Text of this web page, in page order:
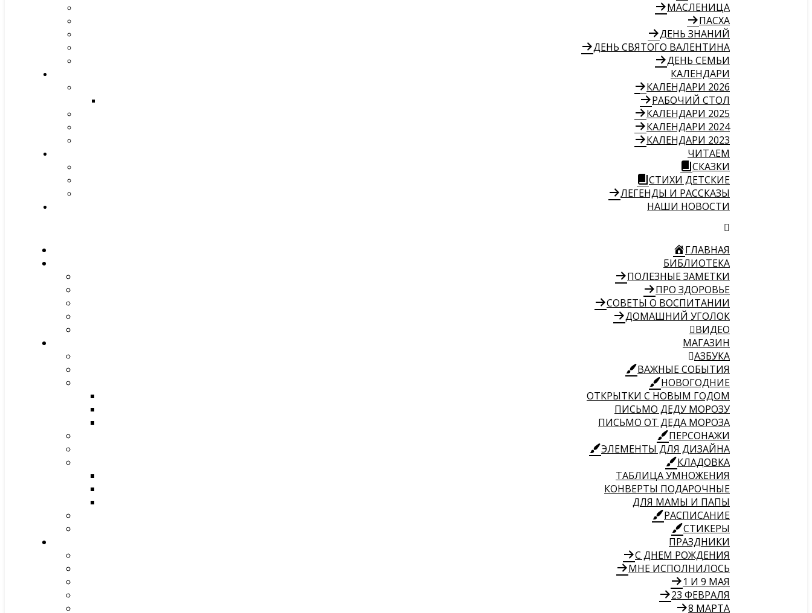
МАСЛЕНИЦА
ПАСХА
ДЕНЬ ЗНАНИЙ
ДЕНЬ СВЯТОГО ВАЛЕНТИНА
ДЕНЬ СЕМЬИ
КАЛЕНДАРИ
КАЛЕНДАРИ 2026
РАБОЧИЙ СТОЛ
КАЛЕНДАРИ 2025
КАЛЕНДАРИ 2024
КАЛЕНДАРИ 2023
ЧИТАЕМ
СКАЗКИ
СТИХИ ДЕТСКИЕ
ЛЕГЕНДЫ И РАССКАЗЫ
НАШИ НОВОСТИ
ГЛАВНАЯ
БИБЛИОТЕКА
ПОЛЕЗНЫЕ ЗАМЕТКИ
ПРО ЗДОРОВЬЕ
СОВЕТЫ О ВОСПИТАНИИ
ДОМАШНИЙ УГОЛОК
ВИДЕО
МАГАЗИН
АЗБУКА
ВАЖНЫЕ СОБЫТИЯ
НОВОГОДНИЕ
ОТКРЫТКИ С НОВЫМ ГОДОМ
ПИСЬМО ДЕДУ МОРОЗУ
ПИСЬМО ОТ ДЕДА МОРОЗА
ПЕРСОНАЖИ
ЭЛЕМЕНТЫ ДЛЯ ДИЗАЙНА
КЛАДОВКА
ТАБЛИЦА УМНОЖЕНИЯ
КОНВЕРТЫ ПОДАРОЧНЫЕ
ДЛЯ МАМЫ И ПАПЫ
РАСПИСАНИЕ
СТИКЕРЫ
ПРАЗДНИКИ
С ДНЕМ РОЖДЕНИЯ
МНЕ ИСПОЛНИЛОСЬ
1 И 9 МАЯ
23 ФЕВРАЛЯ
8 МАРТА